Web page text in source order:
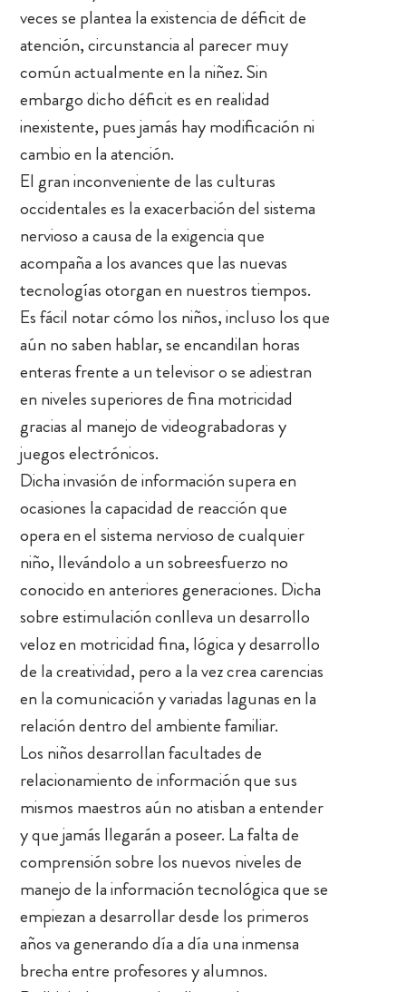
veces se plantea la existencia de déficit de
atención, circunstancia al parecer muy
común actualmente en la niñez. Sin
embargo dicho déficit es en realidad
inexistente, pues jamás hay modificación ni
cambio en la atención.
El gran inconveniente de las culturas
occidentales es la exacerbación del sistema
nervioso a causa de la exigencia que
acompaña a los avances que las nuevas
tecnologías otorgan en nuestros tiempos.
Es fácil notar cómo los niños, incluso los que
aún no saben hablar, se encandilan horas
enteras frente a un televisor o se adiestran
en niveles superiores de fina motricidad
gracias al manejo de videograbadoras y
juegos electrónicos.
Dicha invasión de información supera en
ocasiones la capacidad de reacción que
opera en el sistema nervioso de cualquier
niño, llevándolo a un sobreesfuerzo no
conocido en anteriores generaciones. Dicha
sobre estimulación conlleva un desarrollo
veloz en motricidad fina, lógica y desarrollo
de la creatividad, pero a la vez crea carencias
en la comunicación y variadas lagunas en la
relación dentro del ambiente familiar.
Los niños desarrollan facultades de
relacionamiento de información que sus
mismos maestros aún no atisban a entender
y que jamás llegarán a poseer. La falta de
comprensión sobre los nuevos niveles de
manejo de la información tecnológica que se
empiezan a desarrollar desde los primeros
años va generando día a día una inmensa
brecha entre profesores y alumnos.